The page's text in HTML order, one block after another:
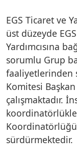
EGS Ticaret ve
üst düzeyde
Yardımcısına
sorumlu Grup
faaliyetlerinden
Komitesi Başkan
çalışmaktadır.
sürdürmektedir.